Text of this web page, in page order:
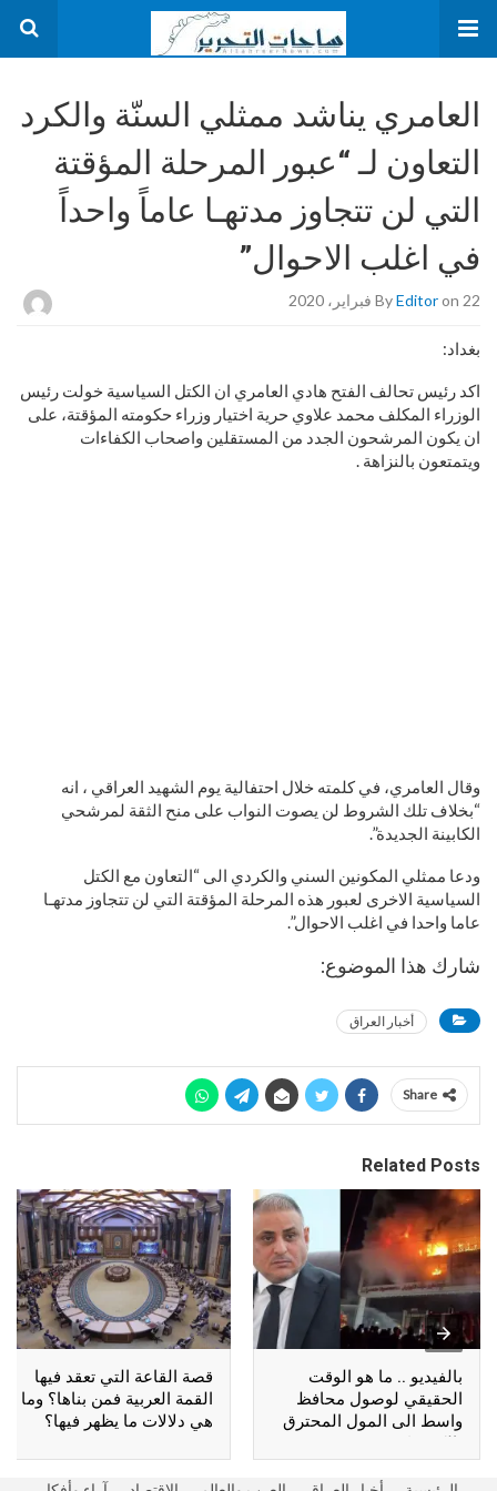
العامري يناشد ممثلي السنّة والكرد
التعاون لـ “عبور المرحلة المؤقتة
التي لن تتجاوز مدتهـا عاماً واحداً
في اغلب الاحوال”
ByEditoron 22 فبراير، 2020
بغداد:
اكد رئيس تحالف الفتح هادي العامري ان الكتل السياسية خولت رئيس
الوزراء المكلف محمد علاوي حرية اختيار وزراء حكومته المؤقتة، على
ان يكون المرشحون الجدد من المستقلين واصحاب الكفاءات
ويتمتعون بالنزاهة .
وقال العامري، في كلمته خلال احتفالية يوم الشهيد العراقي ، انه
“بخلاف تلك الشروط لن يصوت النواب على منح الثقة لمرشحي
الكابينة الجديدة”.
ودعا ممثلي المكونين السني والكردي الى “التعاون مع الكتل
السياسية الاخرى لعبور هذه المرحلة المؤقتة التي لن تتجاوز مدتهـا
عاما واحدا في اغلب الاحوال”.
شارك هذا الموضوع:
أخبار العراق
Share
Related Posts
بالفيديو .. ما هو الوقت
الحقيقي لوصول محافظ
واسط الى المول المحترق
بالكوت؟
قصة القاعة التي تعقد فيها
القمة العربية فمن بناها؟ وما
هي دلالات ما يظهر فيها؟